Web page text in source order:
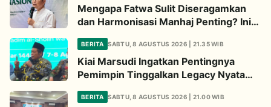
Mengapa Fatwa Sulit Diseragamkan
dan Harmonisasi Manhaj Penting? Ini
BERITA SABTU, 8 AGUSTUS 2026 | 21.35 WIB
Kiai Marsudi Ingatkan Pentingnya
Pemimpin Tinggalkan Legacy Nyata
BERITA SABTU, 8 AGUSTUS 2026 | 21.00 WIB